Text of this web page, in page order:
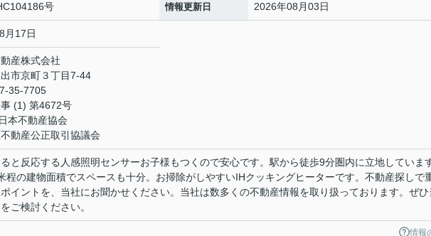
号 情報更新日 2026年08月03日
月17日
産株式会社
市京町３丁目7-44
35-7705
(1) 第4672号
本不動産協会
動産公正取引協議会
と反応する人感照明センサーお子様もつくので安心です。駅から徒歩9分圏内に立地しています
程の建物面積でスペースも十分。お掃除がしやすいIHクッキングヒーターです。不動産探しで
イントを、当社にお聞かせください。当社は数多くの不動産情報を取り扱っております。ぜひ
ご検討ください。
情報